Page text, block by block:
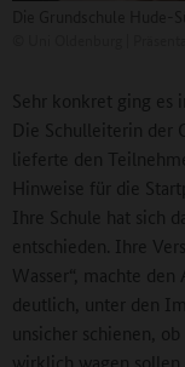
Sehr konkret ging es
Die Schulleiterin der
lieferte den
Hinweise für die
Ihre Schule hat sich
entschieden. Ihre
Wasser“, machte
deutlich, unter den
unsicher schienen,